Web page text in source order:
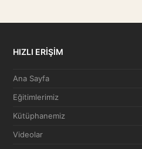
HIZLI ERİŞİM
Ana Sayfa
Eğitimlerimiz
Kütüphanemiz
Videolar